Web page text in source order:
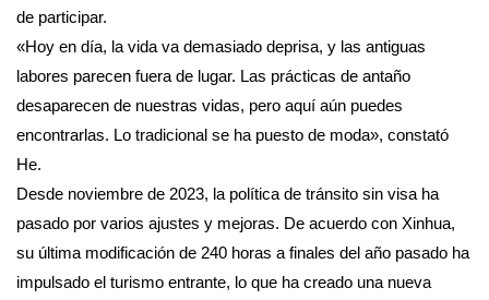
de participar.
«Hoy en día, la vida va demasiado deprisa, y las antiguas
labores parecen fuera de lugar. Las prácticas de antaño
desaparecen de nuestras vidas, pero aquí aún puedes
encontrarlas. Lo tradicional se ha puesto de moda», constató
He.
Desde noviembre de 2023, la política de tránsito sin visa ha
pasado por varios ajustes y mejoras. De acuerdo con Xinhua,
su última modificación de 240 horas a finales del año pasado ha
impulsado el turismo entrante, lo que ha creado una nueva